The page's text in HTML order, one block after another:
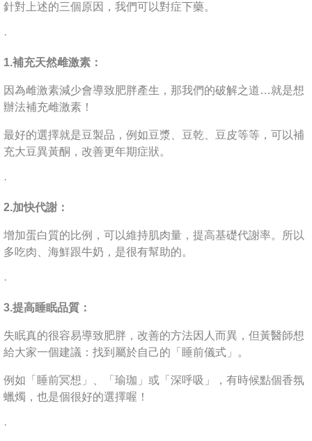
針對上述的三個原因，我們可以對症下藥。
·
1.補充天然雌激素：
因為雌激素減少會導致肥胖產生，那我們的破解之道…就是想
辦法補充雌激素！
最好的選擇就是豆製品，例如豆漿、豆乾、豆皮等等，可以補
充大豆異黃酮，改善更年期症狀。
·
2.加快代謝：
增加蛋白質的比例，可以維持肌肉量，提高基礎代謝率。所以
多吃肉、海鮮跟牛奶，是很有幫助的。
·
3.提高睡眠品質：
失眠真的很容易導致肥胖，改善的方法因人而異，但黃醫師想
給大家一個建議：找到屬於自己的「睡前儀式」。
例如「睡前冥想」、「瑜珈」或「深呼吸」，有時候點個香氛
蠟燭，也是個很好的選擇喔！
·